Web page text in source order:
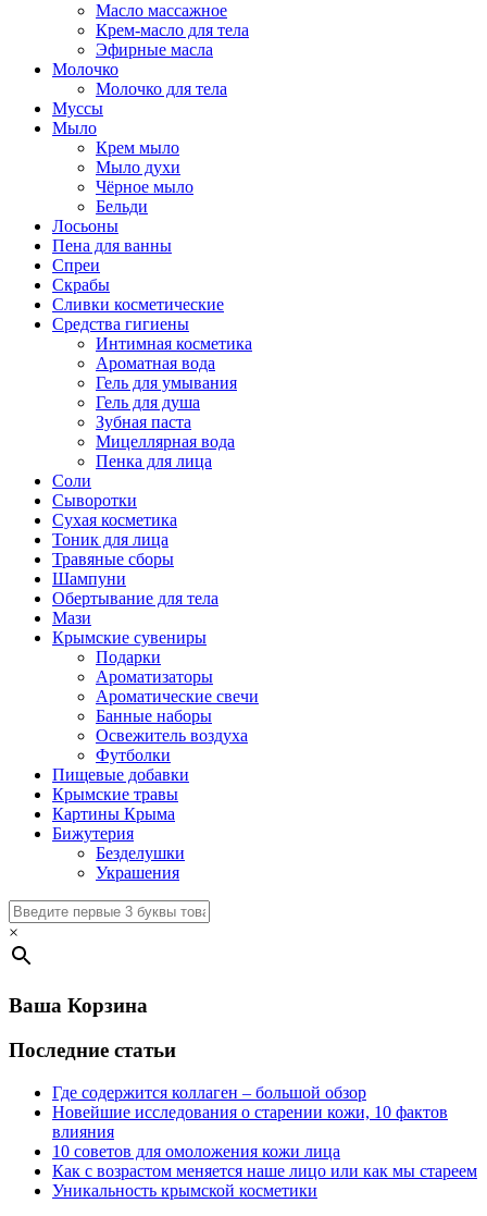
Масло массажное
Крем-масло для тела
Эфирные масла
Молочко
Молочко для тела
Муссы
Мыло
Крем мыло
Мыло духи
Чёрное мыло
Бельди
Лосьоны
Пена для ванны
Спреи
Скрабы
Сливки косметические
Средства гигиены
Интимная косметика
Ароматная вода
Гель для умывания
Гель для душа
Зубная паста
Мицеллярная вода
Пенка для лица
Соли
Сыворотки
Сухая косметика
Тоник для лица
Травяные сборы
Шампуни
Обертывание для тела
Мази
Крымские сувениры
Подарки
Ароматизаторы
Ароматические свечи
Банные наборы
Освежитель воздуха
Футболки
Пищевые добавки
Крымские травы
Картины Крыма
Бижутерия
Безделушки
Украшения
×
Ваша Корзина
Последние статьи
Где содержится коллаген – большой обзор
Новейшие исследования о старении кожи, 10 фактов
влияния
10 советов для омоложения кожи лица
Как с возрастом меняется наше лицо или как мы стареем
Уникальность крымской косметики